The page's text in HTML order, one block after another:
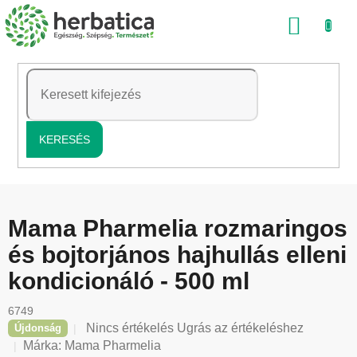
Ugrás
a
tartalomhoz
KERESÉS
Mama Pharmelia rozmaringos
és bojtorjános hajhullás elleni
kondicionáló - 500 ml
6749
Újdonság
A
termék
Nincs értékelés Ugrás az értékeléshez
Márka: Mama Pharmelia